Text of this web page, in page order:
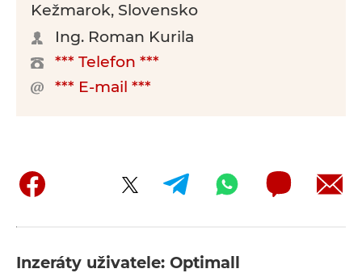
Kežmarok, Slovensko
Ing. Roman Kurila
*** Telefon ***
*** E-mail ***
Inzeráty uživatele: Optimall